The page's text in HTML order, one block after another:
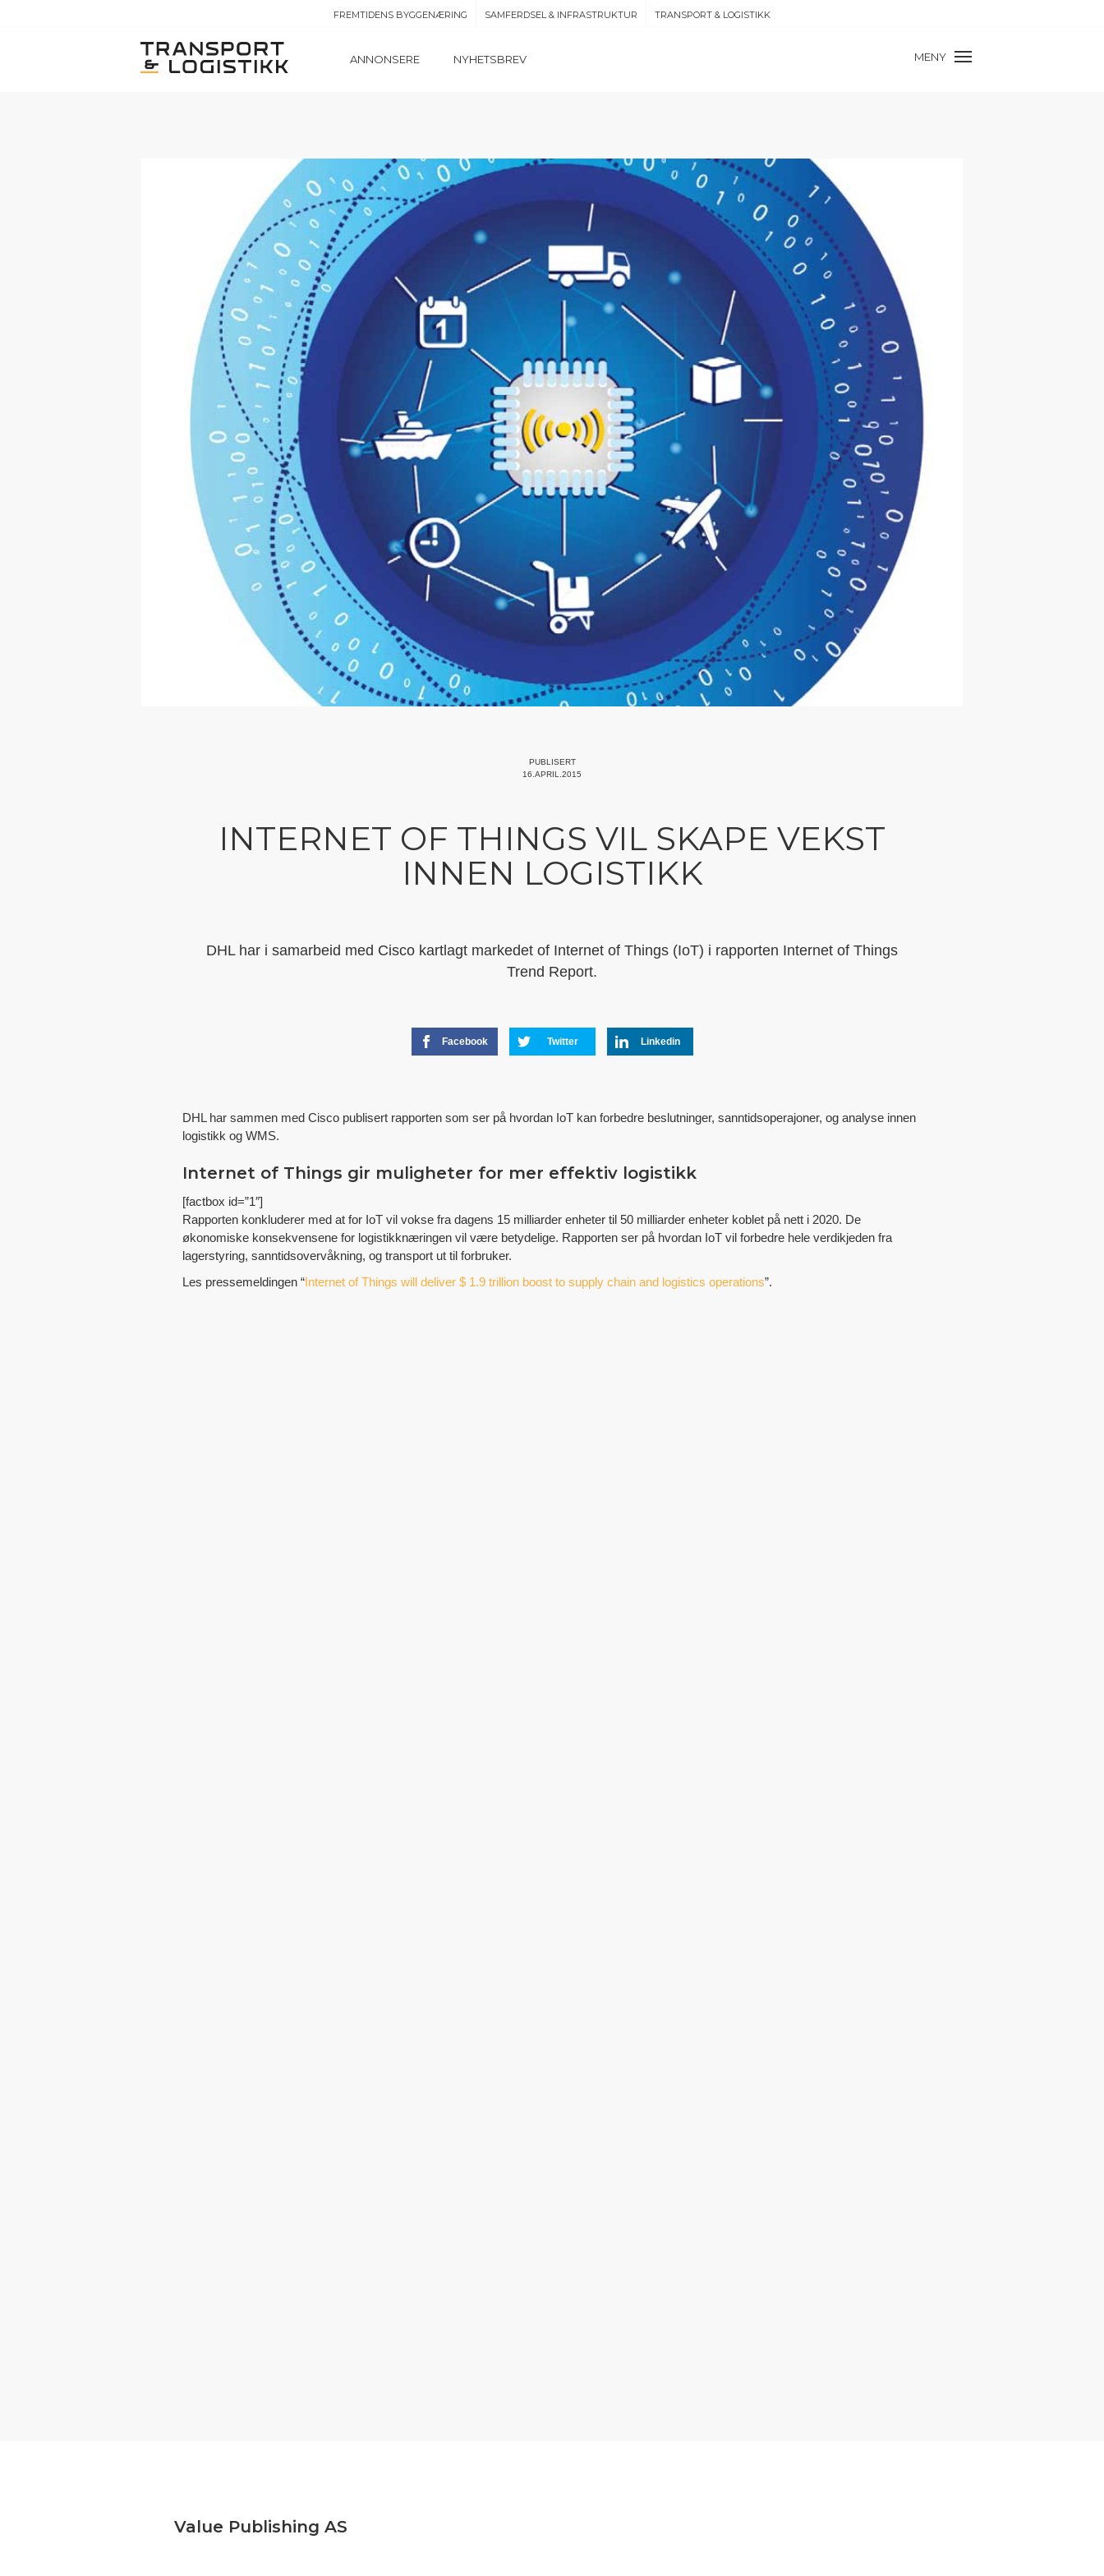
FREMTIDENS BYGGENÆRING SAMFERDSEL & INFRASTRUKTUR TRANSPORT & LOGISTIKK
ANNONSERE NYHETSBREV MENY
PUBLISERT
16.APRIL.2015
INTERNET OF THINGS VIL SKAPE VEKST
INNEN LOGISTIKK
DHL har i samarbeid med Cisco kartlagt markedet of Internet of Things (IoT) i rapporten Internet of Things
Trend Report.
Facebook Twitter Linkedin
DHL har sammen med Cisco publisert rapporten som ser på hvordan IoT kan forbedre beslutninger, sanntidsoperajoner, og analyse innen
logistikk og WMS.
Internet of Things gir muligheter for mer effektiv logistikk
[factbox id=”1″]
Rapporten konkluderer med at for IoT vil vokse fra dagens 15 milliarder enheter til 50 milliarder enheter koblet på nett i 2020. De
økonomiske konsekvensene for logistikknæringen vil være betydelige. Rapporten ser på hvordan IoT vil forbedre hele verdikjeden fra
lagerstyring, sanntidsovervåkning, og transport ut til forbruker.
Les pressemeldingen “Internet of Things will deliver $ 1.9 trillion boost to supply chain and logistics operations”.
Value Publishing AS